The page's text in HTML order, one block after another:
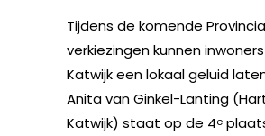
Tijdens de komende
verkiezingen kunnen
Katwijk een lokaal geluid
Anita van Ginkel-Lanting
Katwijk) staat op de 4e